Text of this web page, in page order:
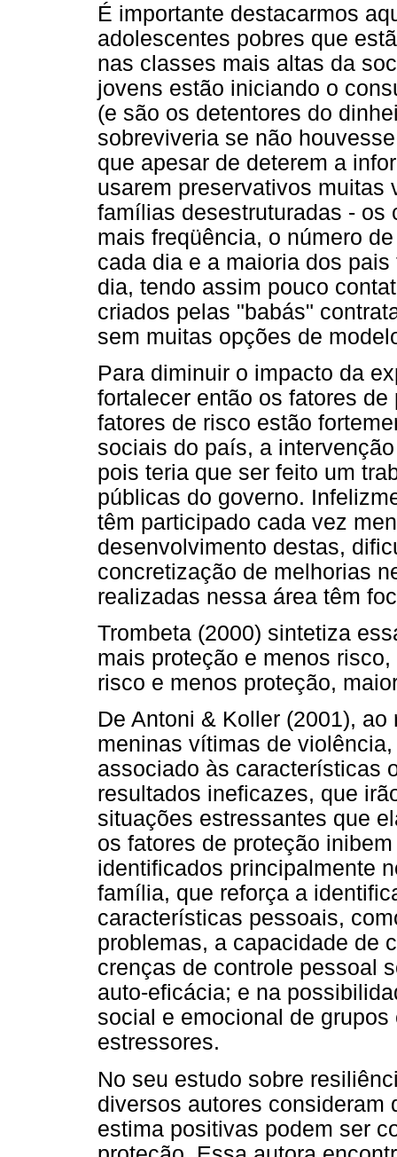
É importante destacarmos
adolescentes pobres que
nas classes mais altas da
jovens estão iniciando o
(e são os detentores do
sobreviveria se não
que apesar de deterem a
usarem preservativos muitas
famílias desestruturadas -
mais freqüência, o número
cada dia e a maioria dos
dia, tendo assim pouco
criados pelas "babás"
sem muitas opções de
Para diminuir o impacto da
fortalecer então os fatores
fatores de risco estão
sociais do país, a
pois teria que ser feito um
públicas do governo.
têm participado cada vez
desenvolvimento destas,
concretização de melhorias
realizadas nessa área têm
Trombeta (2000) sintetiza
mais proteção e menos
risco e menos proteção,
De Antoni & Koller (2001),
meninas vítimas de
associado às características
resultados ineficazes, que
situações estressantes que
os fatores de proteção
identificados principalmente
família, que reforça a
características pessoais,
problemas, a capacidade de
crenças de controle pessoal
auto-eficácia; e na
social e emocional de
estressores.
No seu estudo sobre
diversos autores consideram
estima positivas podem ser